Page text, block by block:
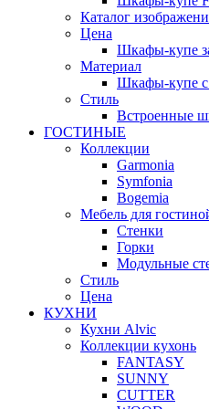
Каталог
Цена
Шкафы-купе
Материал
Шкафы-купе с
Стиль
Встроенные
ГОСТИНЫЕ
Коллекции
Garmonia
Symfonia
Bogemia
Мебель для
Стенки
Горки
Модульные
Стиль
Цена
КУХНИ
Кухни Alvic
Коллекции кухонь
FANTASY
SUNNY
CUTTER